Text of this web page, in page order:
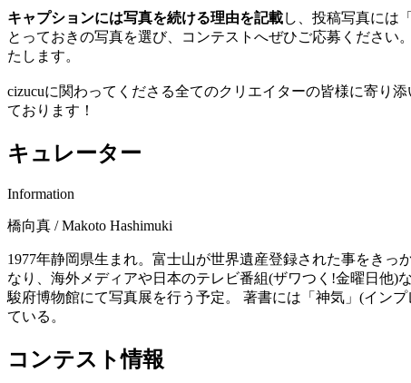
キャプションには写真を続ける理由を記載し、投稿写真には
とっておきの写真を選び、コンテストへぜひご応募くださ
たします。
cizucuに関わってくださる全てのクリエイターの皆様に寄り
ております！
キュレーター
Information
橋向真 / Makoto Hashimuki
1977年静岡県生まれ。富士山が世界遺産登録された事をき
なり、海外メディアや日本のテレビ番組(ザワつく!金曜日他)
駿府博物館にて写真展を行う予定。 著書には「神気」(イン
ている。
コンテスト情報